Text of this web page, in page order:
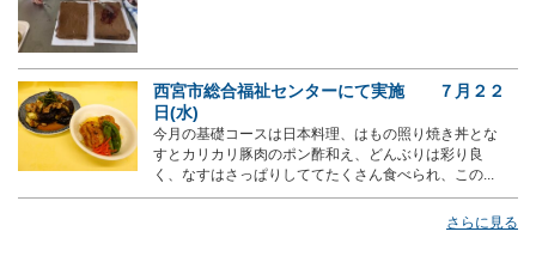
西宮市総合福祉センターにて実施 ７月２２
日(水)
今月の基礎コースは日本料理、はもの照り焼き丼とな
すとカリカリ豚肉のポン酢和え、どんぶりは彩り良
く、なすはさっぱりしててたくさん食べられ、この...
さらに見る